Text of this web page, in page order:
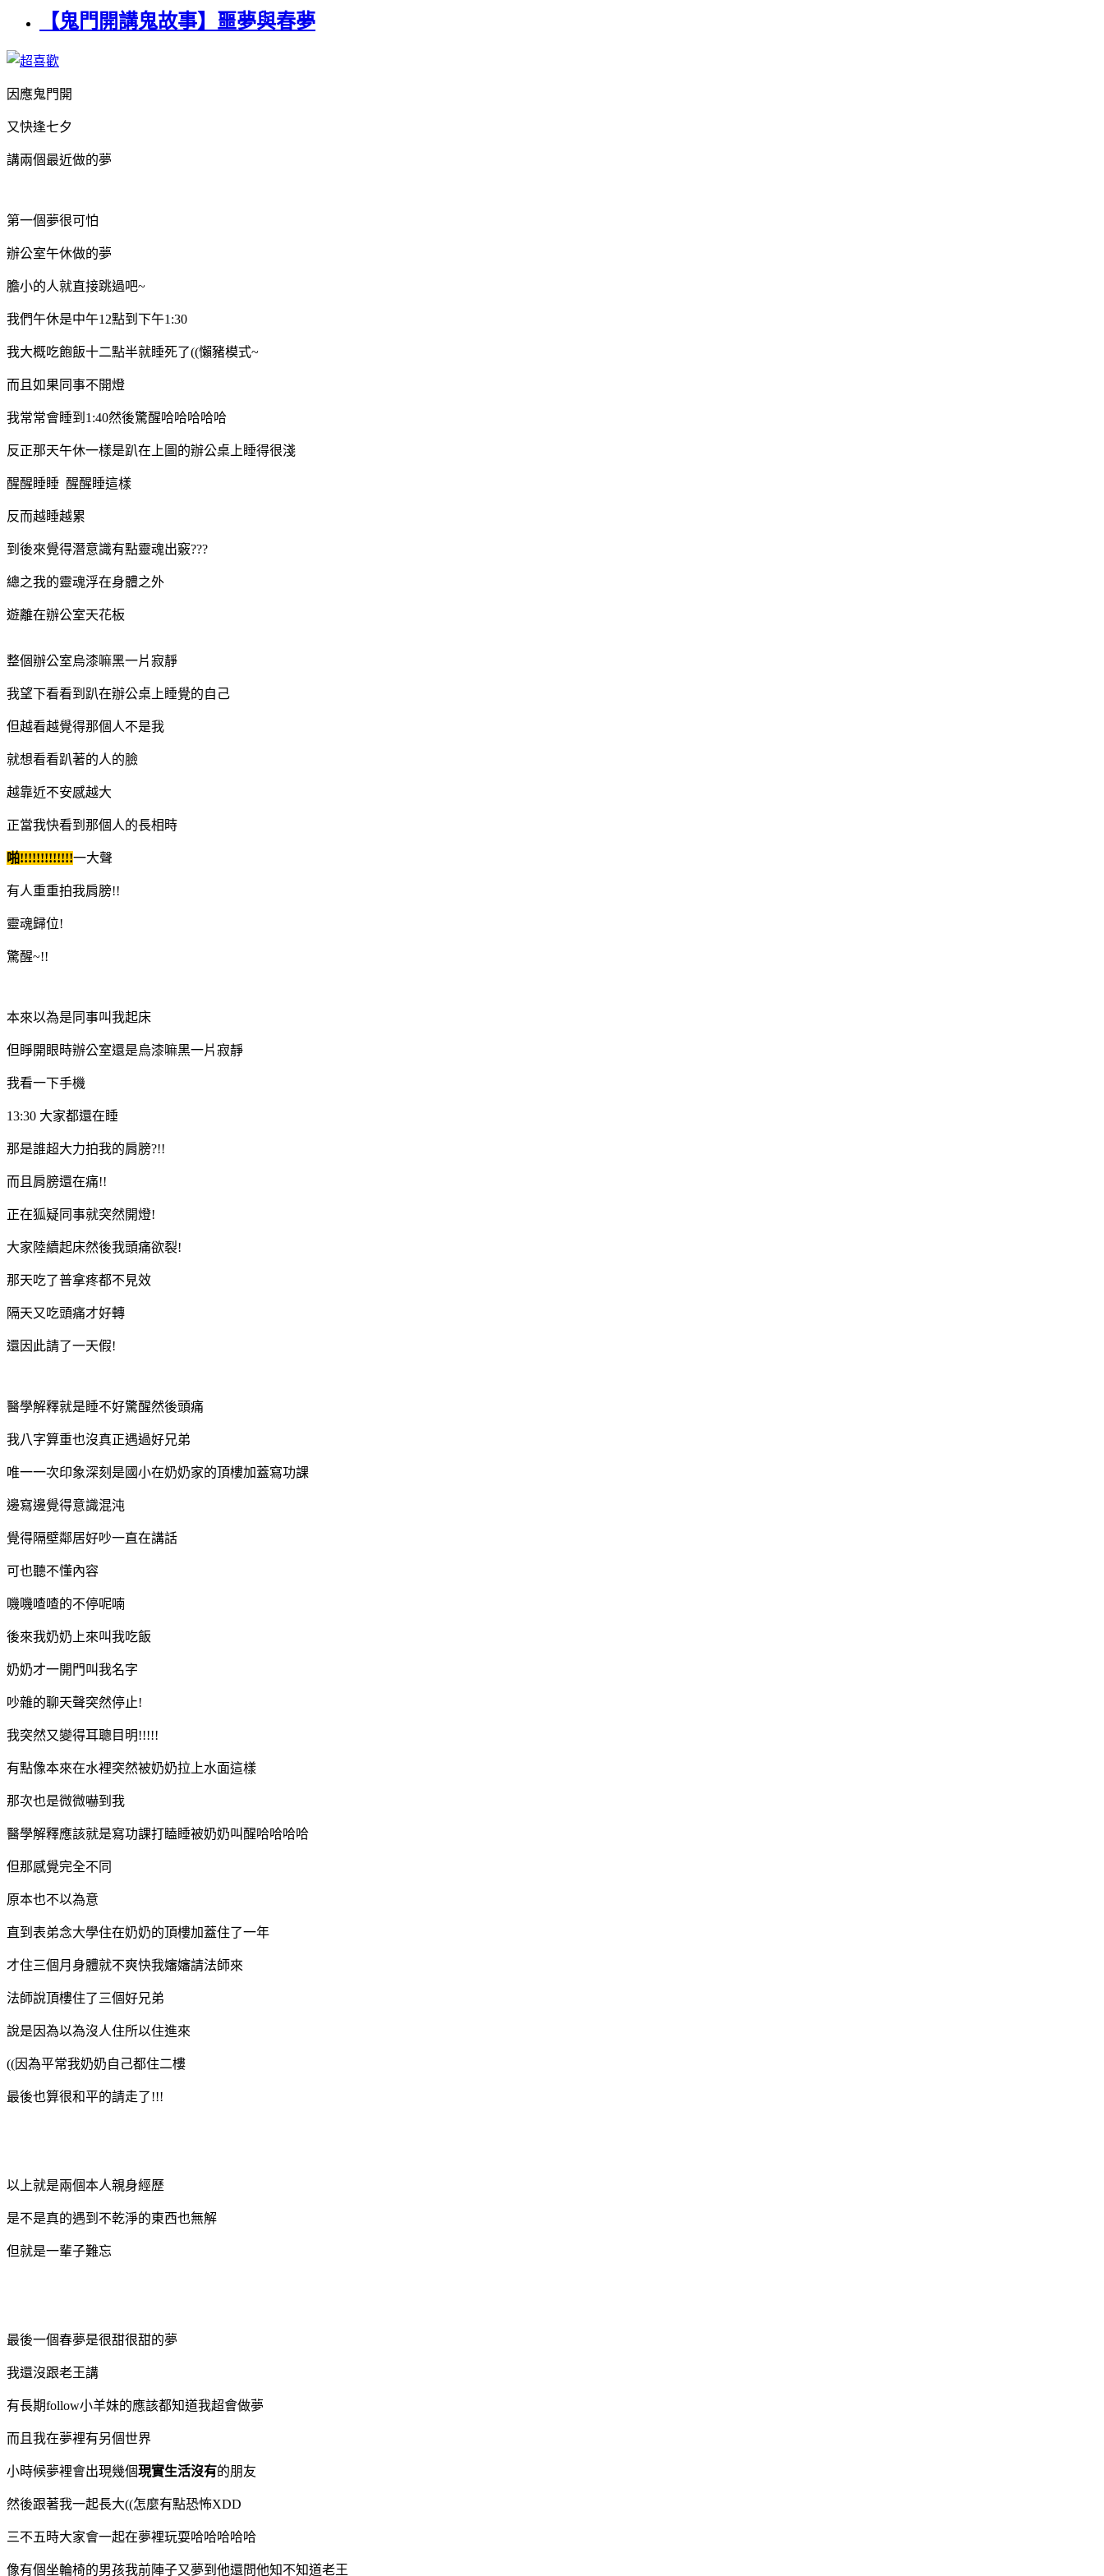
【鬼門開講鬼故事】噩夢與春夢
因應鬼門開
又快逢七夕
講兩個最近做的夢
第一個夢很可怕
辦公室午休做的夢
膽小的人就直接跳過吧~
我們午休是中午12點到下午1:30
我大概吃飽飯十二點半就睡死了((懶豬模式~
而且如果同事不開燈
我常常會睡到1:40然後驚醒哈哈哈哈哈
反正那天午休一樣是趴在上圖的辦公桌上睡得很淺
醒醒睡睡 醒醒睡這樣
反而越睡越累
到後來覺得潛意識有點靈魂出竅???
總之我的靈魂浮在身體之外
遊離在辦公室天花板
整個辦公室烏漆嘛黑一片寂靜
我望下看看到趴在辦公桌上睡覺的自己
但越看越覺得那個人不是我
就想看看趴著的人的臉
越靠近不安感越大
正當我快看到那個人的長相時
啪!!!!!!!!!!!!!一大聲
有人重重拍我肩膀!!
靈魂歸位!
驚醒~!!
本來以為是同事叫我起床
但睜開眼時辦公室還是烏漆嘛黑一片寂靜
我看一下手機
13:30 大家都還在睡
那是誰超大力拍我的肩膀?!!
而且肩膀還在痛!!
正在狐疑同事就突然開燈!
大家陸續起床然後我頭痛欲裂!
那天吃了普拿疼都不見效
隔天又吃頭痛才好轉
還因此請了一天假!
醫學解釋就是睡不好驚醒然後頭痛
我八字算重也沒真正遇過好兄弟
唯一一次印象深刻是國小在奶奶家的頂樓加蓋寫功課
邊寫邊覺得意識混沌
覺得隔壁鄰居好吵一直在講話
可也聽不懂內容
嘰嘰喳喳的不停呢喃
後來我奶奶上來叫我吃飯
奶奶才一開門叫我名字
吵雜的聊天聲突然停止!
我突然又變得耳聰目明!!!!!
有點像本來在水裡突然被奶奶拉上水面這樣
那次也是微微嚇到我
醫學解釋應該就是寫功課打瞌睡被奶奶叫醒哈哈哈哈
但那感覺完全不同
原本也不以為意
直到表弟念大學住在奶奶的頂樓加蓋住了一年
才住三個月身體就不爽快我嬸嬸請法師來
法師說頂樓住了三個好兄弟
說是因為以為沒人住所以住進來
((因為平常我奶奶自己都住二樓
最後也算很和平的請走了!!!
以上就是兩個本人親身經歷
是不是真的遇到不乾淨的東西也無解
但就是一輩子難忘
最後一個春夢是很甜很甜的夢
我還沒跟老王講
有長期follow小羊妹的應該都知道我超會做夢
而且我在夢裡有另個世界
小時候夢裡會出現幾個現實生活沒有的朋友
然後跟著我一起長大((怎麼有點恐怖XDD
三不五時大家會一起在夢裡玩耍哈哈哈哈哈
像有個坐輪椅的男孩我前陣子又夢到他還問他知不知道老王